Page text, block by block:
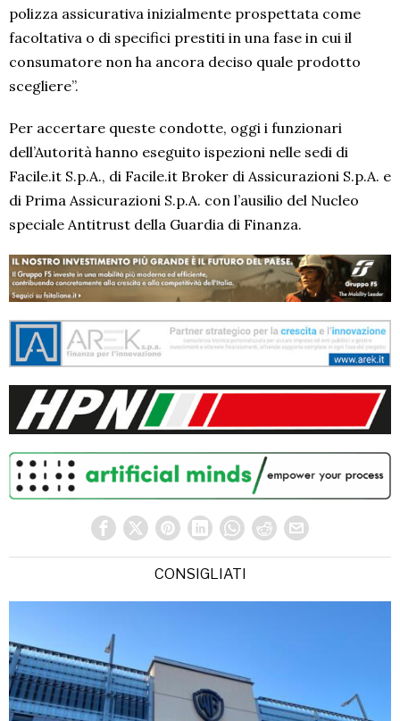
polizza assicurativa inizialmente prospettata come
facoltativa o di specifici prestiti in una fase in cui il
consumatore non ha ancora deciso quale prodotto
scegliere”.
Per accertare queste condotte, oggi i funzionari
dell’Autorità hanno eseguito ispezioni nelle sedi di
Facile.it S.p.A., di Facile.it Broker di Assicurazioni S.p.A. e
di Prima Assicurazioni S.p.A. con l’ausilio del Nucleo
speciale Antitrust della Guardia di Finanza.
CONSIGLIATI